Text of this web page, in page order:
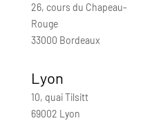
26, cours du Chapeau-
Rouge
33000 Bordeaux
Lyon
10, quai Tilsitt
69002 Lyon